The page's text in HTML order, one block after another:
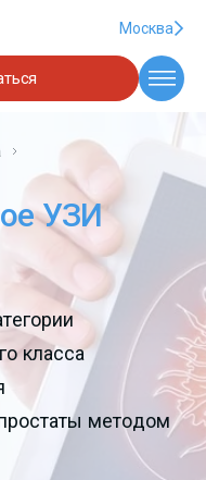
Москва
УЗИ
класса
методом